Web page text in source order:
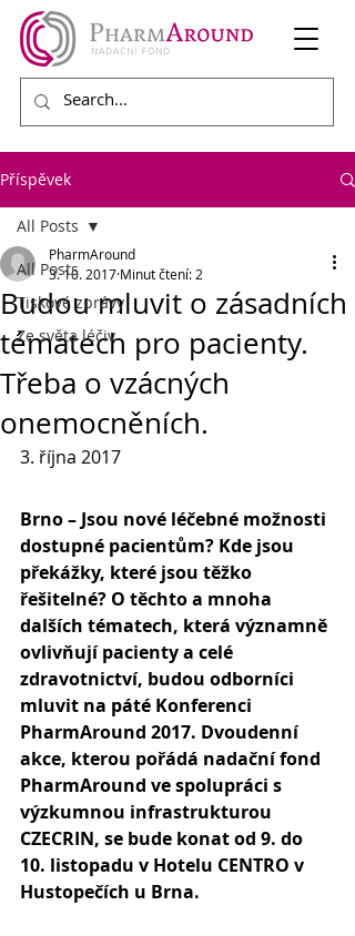
Příspěvek
All Posts
Tiskové zprávy
Ze světa léčiv
All Posts
Budou mluvit o zásadních
tématech pro pacienty.
Třeba o vzácných
onemocněních.
PharmAround
3. 10. 2017 Minut čtení: 2
3. října 2017
Brno – Jsou nové léčebné možnosti
dostupné pacientům? Kde jsou
překážky, které jsou těžko
řešitelné? O těchto a mnoha
dalších tématech, která významně
ovlivňují pacienty a celé
zdravotnictví, budou odborníci
mluvit na páté Konferenci
PharmAround 2017. Dvoudenní
akce, kterou pořádá nadační fond
PharmAround ve spolupráci s
výzkumnou infrastrukturou
CZECRIN, se bude konat od 9. do
10. listopadu v Hotelu CENTRO v
Hustopečích u Brna.